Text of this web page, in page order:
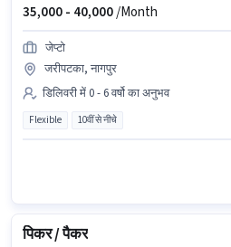
35,000 - 40,000/Month
जेप्टो
जरीपटका, नागपुर
डिलिवरी में 0 - 6 वर्षो का अनुभव
Flexible 10वीं से नीचे
पिकर / पैकर